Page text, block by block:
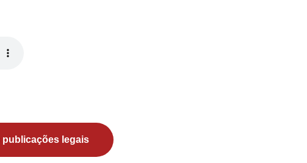
publicações legais